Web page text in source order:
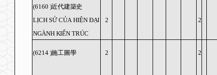
(6160 )近代建築史
LỊCH SỬ CỦAHIỆN ĐẠI 2
2
NGÀNH KIẾN TRÚC
(6214 )施工圖學 2 2